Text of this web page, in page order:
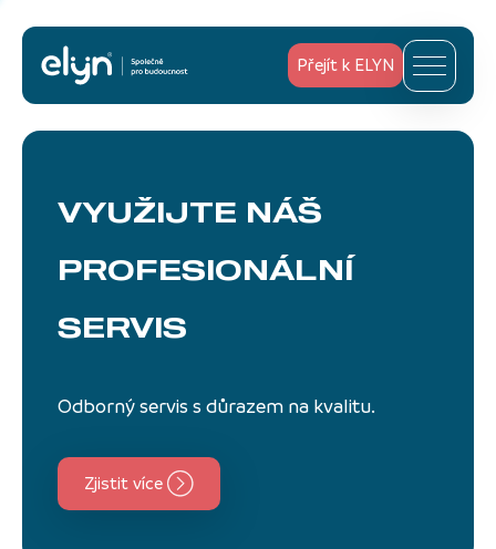
Přejít k ELYN
VYUŽIJTE NÁŠ
PROFESIONÁLNÍ
SERVIS
Odborný servis s důrazem na kvalitu.
Zjistit více